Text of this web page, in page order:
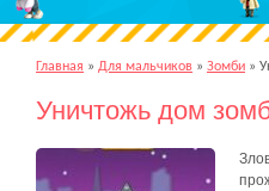
Главная » Для мальчиков » Зомби »
Уничтожь дом